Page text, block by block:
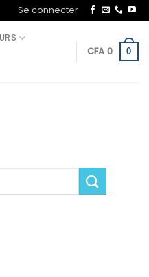
70 713 09 21
Se connecter
CFA 0 0